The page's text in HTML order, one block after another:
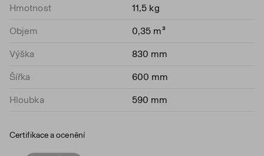
Hmotnost 11,5 kg
Objem 0,35 m³
Výška 830 mm
Šířka 600 mm
Hloubka 590 mm
Certifikace a ocenění